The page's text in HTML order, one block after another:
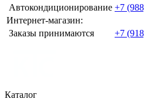
Автокондиционирование +7
Интернет-магазин:
Заказы принимаются
+7
Каталог